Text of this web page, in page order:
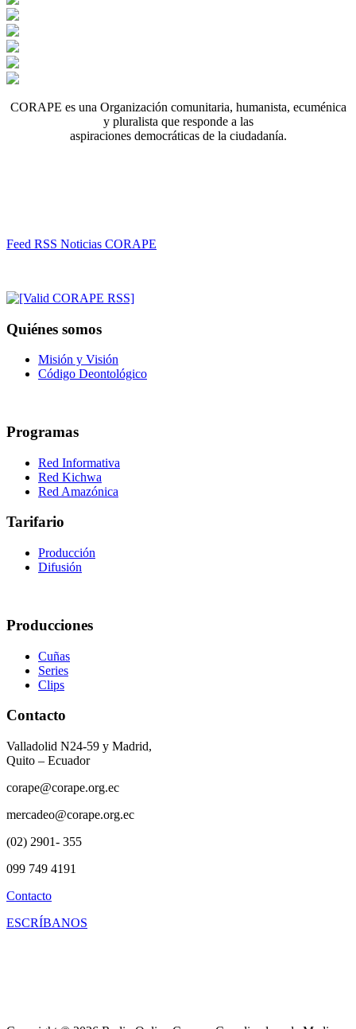
CORAPE es una Organización comunitaria, humanista, ecuménica
y pluralista que responde a las
aspiraciones democráticas de la ciudadanía.
Feed RSS Noticias CORAPE
Quiénes somos
Misión y Visión
Código Deontológico
Programas
Red Informativa
Red Kichwa
Red Amazónica
Tarifario
Producción
Difusión
Producciones
Cuñas
Series
Clips
Contacto
Valladolid N24-59 y Madrid,
Quito – Ecuador
corape@corape.org.ec
mercadeo@corape.org.ec
(02) 2901- 355
099 749 4191
Contacto
ESCRÍBANOS